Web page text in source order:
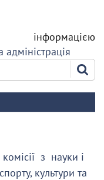
комісії з науки і
культури та